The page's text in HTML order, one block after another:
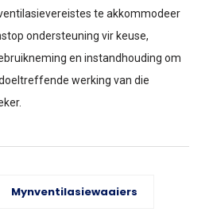
te akkommodeer
ondersteuning vir keuse,
en instandhouding om
werking van die
Mynventilasiewaaiers